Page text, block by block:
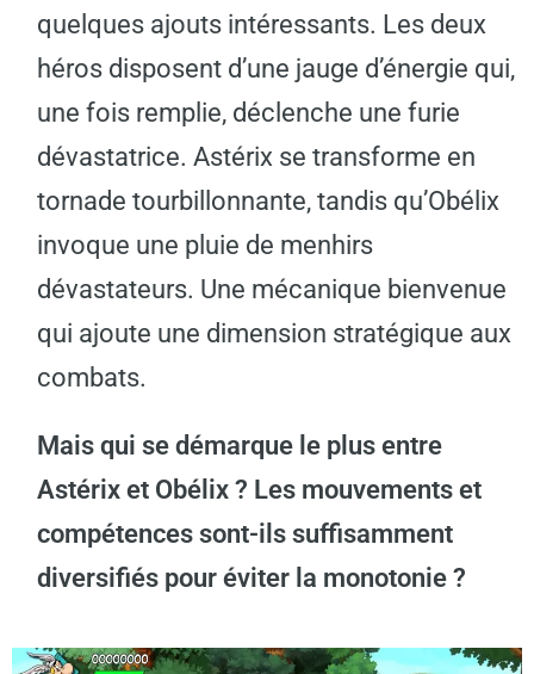
quelques ajouts intéressants. Les deux
héros disposent d’une jauge d’énergie qui,
une fois remplie, déclenche une furie
dévastatrice. Astérix se transforme en
tornade tourbillonnante, tandis qu’Obélix
invoque une pluie de menhirs
dévastateurs. Une mécanique bienvenue
qui ajoute une dimension stratégique aux
combats.
Mais qui se démarque le plus entre
Astérix et Obélix ? Les mouvements et
compétences sont-ils suffisamment
diversifiés pour éviter la monotonie ?